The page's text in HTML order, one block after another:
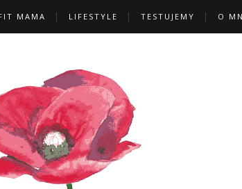
MAMA LIFESTYLE TESTUJEMY O